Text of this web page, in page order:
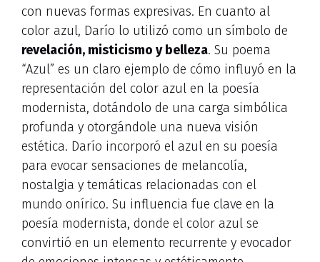
con nuevas formas expresivas. En cuanto al
color azul, Darío lo utilizó como un símbolo de
revelación, misticismo y belleza. Su poema
“Azul” es un claro ejemplo de cómo influyó en la
representación del color azul en la poesía
modernista, dotándolo de una carga simbólica
profunda y otorgándole una nueva visión
estética. Darío incorporó el azul en su poesía
para evocar sensaciones de melancolía,
nostalgia y temáticas relacionadas con el
mundo onírico. Su influencia fue clave en la
poesía modernista, donde el color azul se
convirtió en un elemento recurrente y evocador